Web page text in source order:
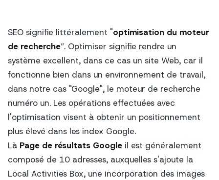
SEO signifie littéralement "optimisation du moteur
de recherche”. Optimiser signifie rendre un
système excellent, dans ce cas un site Web, car il
fonctionne bien dans un environnement de travail,
dans notre cas "Google", le moteur de recherche
numéro un. Les opérations effectuées avec
l'optimisation visent à obtenir un positionnement
plus élevé dans les index Google.
Là Page de résultats Google il est généralement
composé de 10 adresses, auxquelles s'ajoute la
Local Activities Box, une incorporation des images